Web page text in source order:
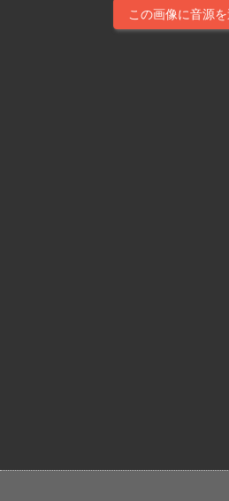
この画像に音源を